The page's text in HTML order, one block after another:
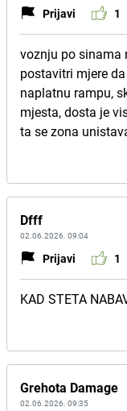
Prijavi 1
voznju po sinama
postavitri mjere
naplatnu rampu,
mjesta, dosta je
ta se zona
Dfff
02.06.2026. 09:04
Prijavi 1
KAD STETA
Grehota Damage
02.06.2026. 09:35